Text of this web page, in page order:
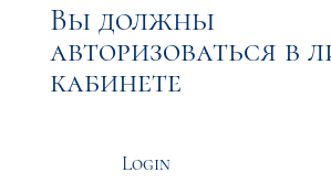
Вы должны
авторизоваться в
кабинете
Login